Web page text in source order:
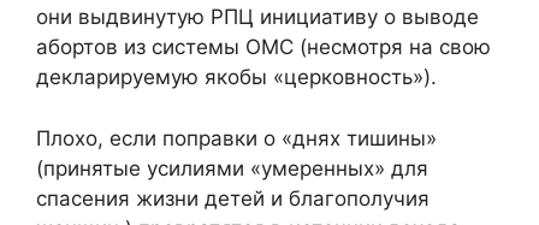
они выдвинутую РПЦ инициативу о выводе
абортов из системы ОМС (несмотря на свою
декларируемую якобы «церковность»).
Плохо, если поправки о «днях тишины»
(принятые усилиями «умеренных» для
спасения жизни детей и благополучия